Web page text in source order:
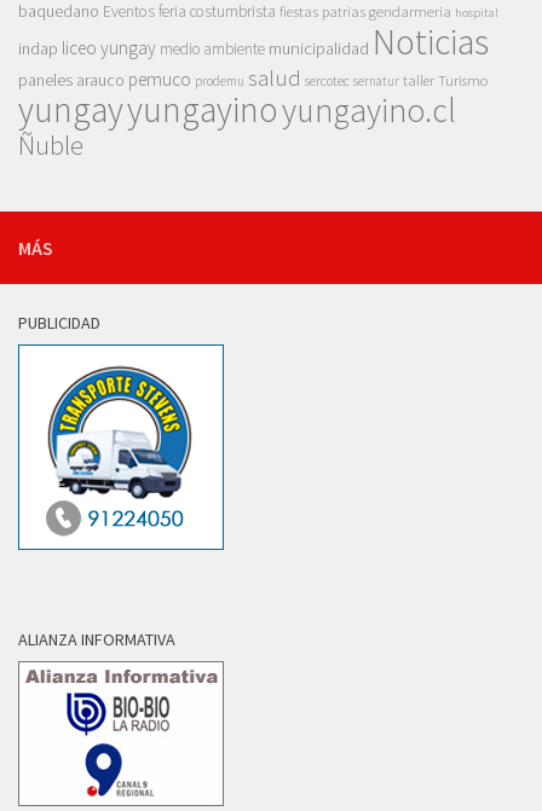
baquedano Eventosferia costumbrista fiestas patrias gendarmeria hospital
indap liceo yungay medio ambiente municipalidad Noticias
paneles arauco pemuco prodemu salud sercotec sernatur taller Turismo
yungayyungayinoyungayino.cl
Ñuble
MÁS
PUBLICIDAD
ALIANZA INFORMATIVA